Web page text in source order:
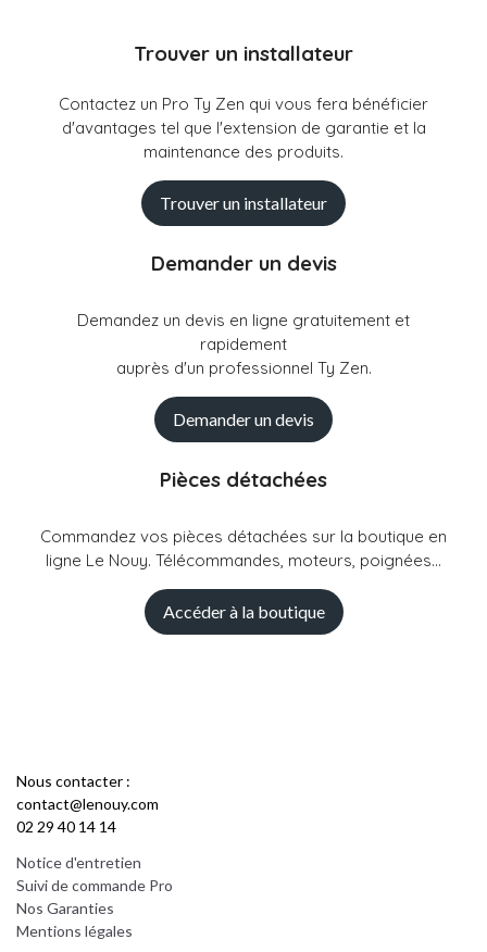
Trouver un installateur
Contactez un Pro Ty Zen qui vous fera bénéficier
d'avantages tel que l'extension de garantie et la
maintenance des produits.
Trouver un installateur
Demander un devis
Demandez un devis en ligne gratuitement et
rapidement
auprès d'un professionnel Ty Zen.
Demander un devis
Pièces détachées
Commandez vos pièces détachées sur la boutique en
ligne Le Nouy. Télécommandes, moteurs, poignées...
Accéder à la boutique
Nous contacter :
contact@lenouy.com
02 29 40 14 14
Notice d'entretien
Suivi de commande Pro
Nos Garanties
Mentions légales